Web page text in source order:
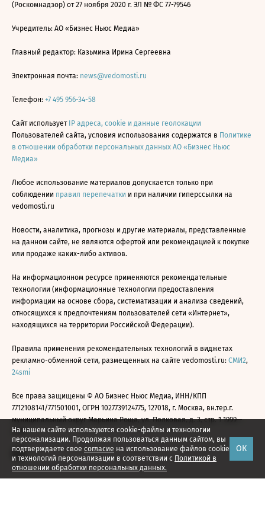
На нашем сайте используются cookie-файлы и технологии
персонализации. Продолжая пользоваться данным сайтом, вы
подтверждаете свое согласие на использование файлов cookie
и технологий персонализации в соответствии с Политикой в
отношении обработки персональных данных.
ОК
(Роскомнадзор) от 27 ноября 2020 г. ЭЛ № ФС 77-79546
Учредитель: АО «Бизнес Ньюс Медиа»
Главный редактор: Казьмина Ирина Сергеевна
Электронная почта: news@vedomosti.ru
Телефон: +7 495 956-34-58
Сайт использует IP адреса, cookie и данные геолокации
Пользователей сайта, условия использования содержатся в Политике
в отношении обработки персональных данных АО «Бизнес Ньюс
Медиа»
Любое использование материалов допускается только при
соблюдении правил перепечатки и при наличии гиперссылки на
vedomosti.ru
Новости, аналитика, прогнозы и другие материалы, представленные
на данном сайте, не являются офертой или рекомендацией к покупке
или продаже каких-либо активов.
На информационном ресурсе применяются рекомендательные
технологии (информационные технологии предоставления
информации на основе сбора, систематизации и анализа сведений,
относящихся к предпочтениям пользователей сети «Интернет»,
находящихся на территории Российской Федерации).
Правила применения рекомендательных технологий в виджетах
рекламно-обменной сети, размещенных на сайте vedomosti.ru: СМИ2,
24smi
Все права защищены © АО Бизнес Ньюс Медиа, ИНН/КПП
7712108141/771501001, ОГРН 1027739124775, 127018, г. Москва, вн.тер.г.
муниципальный округ Марьина Роща, ул. Полковая, д. 3, стр. 1 1999—
2026